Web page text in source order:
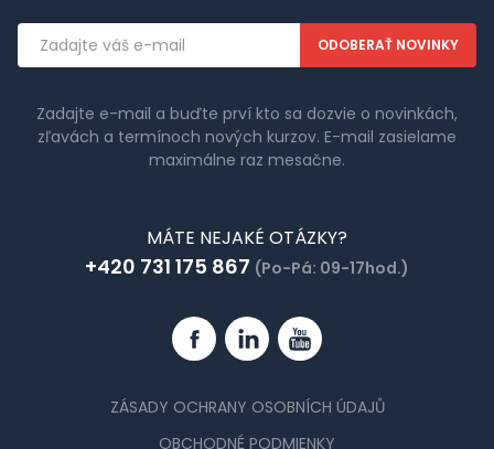
Emailová
adresa
Zadajte e-mail a buďte prví kto sa dozvie o novinkách,
zľavách a termínoch nových kurzov. E-mail zasielame
maximálne raz mesačne.
MÁTE NEJAKÉ OTÁZKY?
+420 731 175 867 (Po-Pá: 09-17hod.)
FacebookLinkedinYouTube
ZÁSADY OCHRANY OSOBNÍCH ÚDAJŮ
OBCHODNÉ PODMIENKY